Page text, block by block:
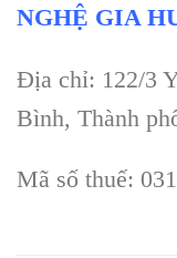
NGHỆ GIA
Địa chỉ: 122/3
Bình, Thành
Mã số thuế: